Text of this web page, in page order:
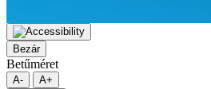
Bezár
Betűméret
A-
A+